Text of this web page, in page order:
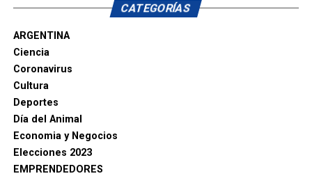
CATEGORÍAS
ARGENTINA
Ciencia
Coronavirus
Cultura
Deportes
Día del Animal
Economia y Negocios
Elecciones 2023
EMPRENDEDORES